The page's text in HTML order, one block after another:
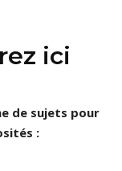
ici
de sujets pour
: